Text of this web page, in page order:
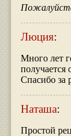
Люция:
Много лет
получается
Спасибо за
Наташа:
Простой